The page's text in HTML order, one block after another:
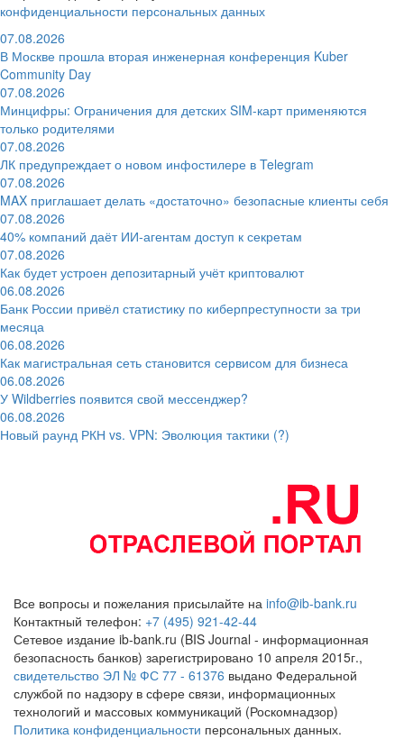
конфиденциальности персональных данных
07.08.2026
В Москве прошла вторая инженерная конференция Kuber
Community Day
07.08.2026
Минцифры: Ограничения для детских SIM-карт применяются
только родителями
07.08.2026
ЛК предупреждает о новом инфостилере в Telegram
07.08.2026
MAX приглашает делать «достаточно» безопасные клиенты себя
07.08.2026
40% компаний даёт ИИ‑агентам доступ к секретам
07.08.2026
Как будет устроен депозитарный учёт криптовалют
06.08.2026
Банк России привёл статистику по киберпреступности за три
месяца
06.08.2026
Как магистральная сеть становится сервисом для бизнеса
06.08.2026
У Wildberries появится свой мессенджер?
06.08.2026
Новый раунд РКН vs. VPN: Эволюция тактики (?)
Все вопросы и пожелания присылайте на info@ib-bank.ru
Контактный телефон: +7 (495) 921-42-44
Сетевое издание ib-bank.ru (BIS Journal - информационная
безопасность банков) зарегистрировано 10 апреля 2015г.,
свидетельство ЭЛ № ФС 77 - 61376 выдано Федеральной
службой по надзору в сфере связи, информационных
технологий и массовых коммуникаций (Роскомнадзор)
Политика конфиденциальности персональных данных.